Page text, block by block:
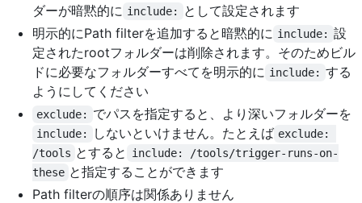
ダーが暗黙的に include:
として設定されます
明示的にPath filterを追加すると暗黙的に include: 設
定されたrootフォルダーは削除されます。そのためビル
ドに必要なフォルダーすべてを明示的に include: する
ようにしてください
exclude: でパスを指定すると、より深いフォルダーを
include: しないといけません。たとえば exclude:
/tools とすると
include: /tools/trigger-runs-on-
these と指定することができます
Path filterの順序は関係ありません